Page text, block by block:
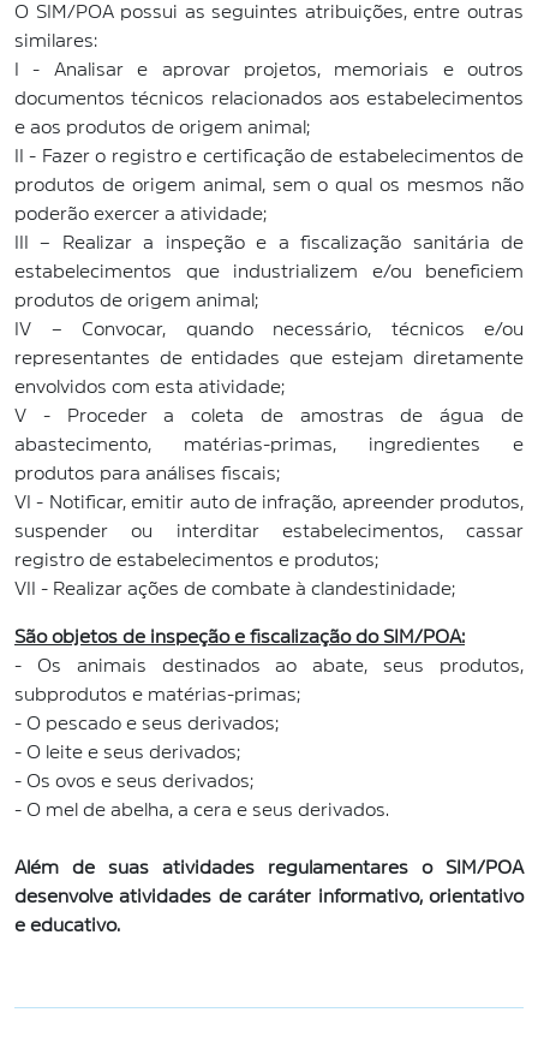
O SIM/POA possui as seguintes atribuições, entre outras
similares:
I - Analisar e aprovar projetos, memoriais e outros
documentos técnicos relacionados aos estabelecimentos
e aos produtos de origem animal;
II - Fazer o registro e certificação de estabelecimentos de
produtos de origem animal, sem o qual os mesmos não
poderão exercer a atividade;
III – Realizar a inspeção e a fiscalização sanitária de
estabelecimentos que industrializem e/ou beneficiem
produtos de origem animal;
IV – Convocar, quando necessário, técnicos e/ou
representantes de entidades que estejam diretamente
envolvidos com esta atividade;
V - Proceder a coleta de amostras de água de
abastecimento, matérias-primas, ingredientes e
produtos para análises fiscais;
VI - Notificar, emitir auto de infração, apreender produtos,
suspender ou interditar estabelecimentos, cassar
registro de estabelecimentos e produtos;
VII - Realizar ações de combate à clandestinidade;
São objetos de inspeção e fiscalização do SIM/POA:
- Os animais destinados ao abate, seus produtos,
subprodutos e matérias-primas;
- O pescado e seus derivados;
- O leite e seus derivados;
- Os ovos e seus derivados;
- O mel de abelha, a cera e seus derivados.
Além de suas atividades regulamentares o SIM/POA
desenvolve atividades de caráter informativo, orientativo
e educativo.